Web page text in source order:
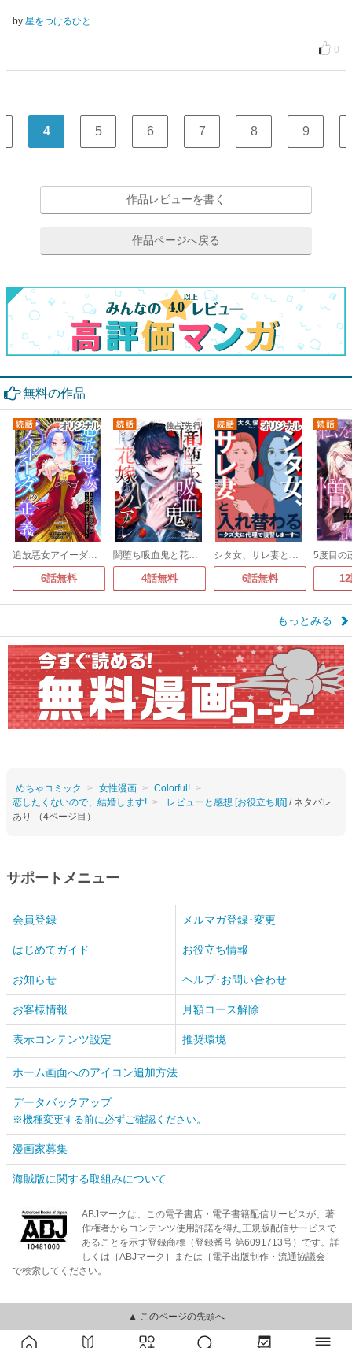
by 星をつけるひと
0
4 5 6 7 8 9
作品レビューを書く
作品ページへ戻る
無料の作品
追放悪女アイーダの正義～死亡確定の悪役令嬢は夫の愛より改革を所望する～
6話無料
闇堕ち吸血鬼と花嫁のソアレ
4話無料
シタ女、サレ妻と入れ替わる～クズ夫に代理で復讐しまーす～
6話無料
もっとみる
めちゃコミック 女性漫画
Colorful!
恋したくないので、結婚します!
レビューと感想 [お役立ち順] / ネタバレ
あり （4ページ目）
サポートメニュー
会員登録 メルマガ登録･変更
はじめてガイド お役立ち情報
お知らせ ヘルプ･お問い合わせ
お客様情報 月額コース解除
表示コンテンツ設定 推奨環境
ホーム画面へのアイコン追加方法
データバックアップ
※機種変更する前に必ずご確認ください。
漫画家募集
海賊版に関する取組みについて
ABJマークは、この電子書店・電子書籍配信サービスが、著
作権者からコンテンツ使用許諾を得た正規版配信サービスで
あることを示す登録商標（登録番号 第6091713号）です。詳
しくは［ABJマーク］または［電子出版制作・流通協議会］
で検索してください。
▲ このページの先頭へ